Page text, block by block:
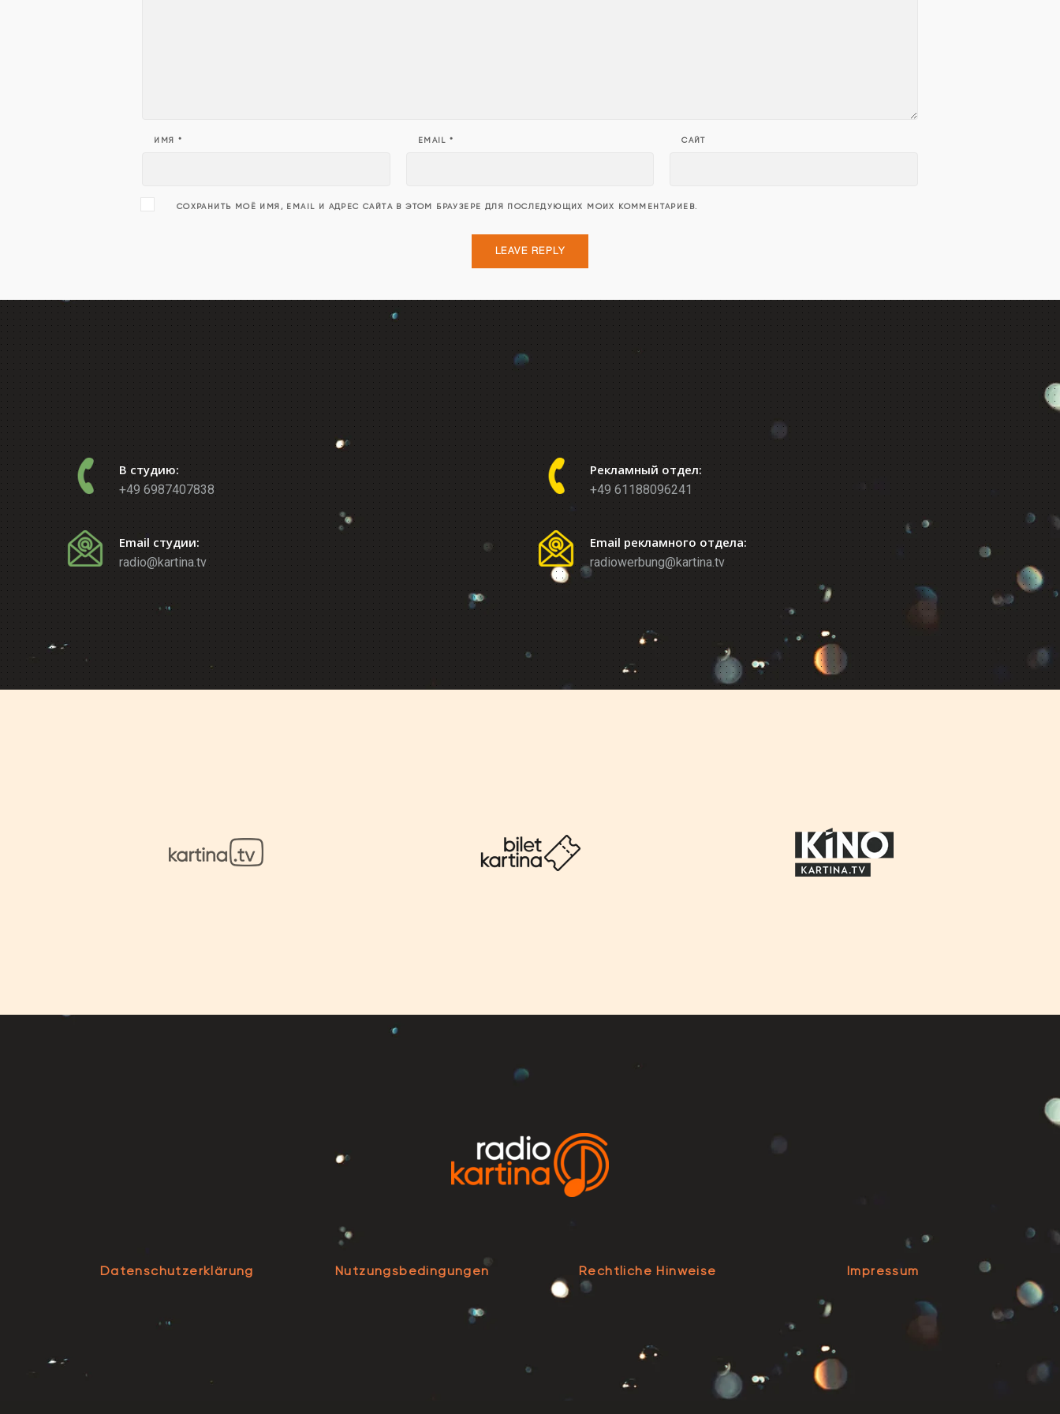
ИМЯ * EMAIL* САЙТ
СОХРАНИТЬ МОЁ ИМЯ, EMAIL И АДРЕС САЙТА В ЭТОМ БРАУЗЕРЕ ДЛЯ ПОСЛЕДУЮЩИХ МОИХ КОММЕНТАРИЕВ.
В студию:
+49 6987407838
Email студии:
radio@kartina.tv
Рекламный отдел:
+49 61188096241
Email рекламного отдела:
radiowerbung@kartina.tv
Datenschutzerklärung Nutzungsbedingungen Rechtliche Hinweise Impressum